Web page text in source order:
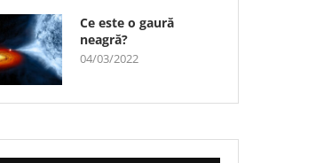
Ce este o gaură
neagră?
04/03/2022